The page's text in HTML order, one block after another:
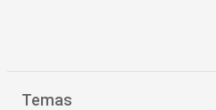
Temas